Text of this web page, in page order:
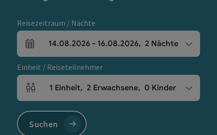
Reisezeitraum / Nächte
An- und Abreisefelder
14.08.2026 - 16.08.2026, 2 Nächte
Einheit / Reiseteilnehmer
Einheitenanzahl und Personenfelder
1 Einheit, 2 Erwachsene, 0 Kinder
Suchen